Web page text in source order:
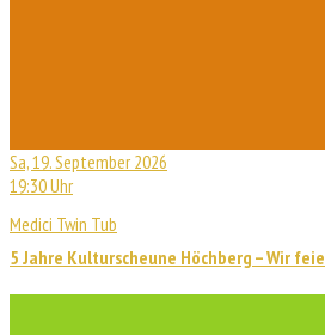
Sa, 19. September 2026
19:30 Uhr
Medici Twin Tub
5 Jahre Kulturscheune Höchberg – Wir